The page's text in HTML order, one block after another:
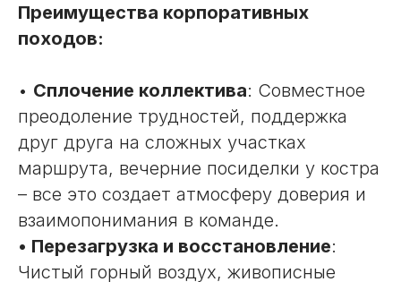
Преимущества корпоративных
походов:
• Сплочение коллектива: Совместное
преодоление трудностей, поддержка
друг друга на сложных участках
маршрута, вечерние посиделки у костра
– все это создает атмосферу доверия и
взаимопонимания в команде.
• Перезагрузка и восстановление:
Чистый горный воздух, живописные